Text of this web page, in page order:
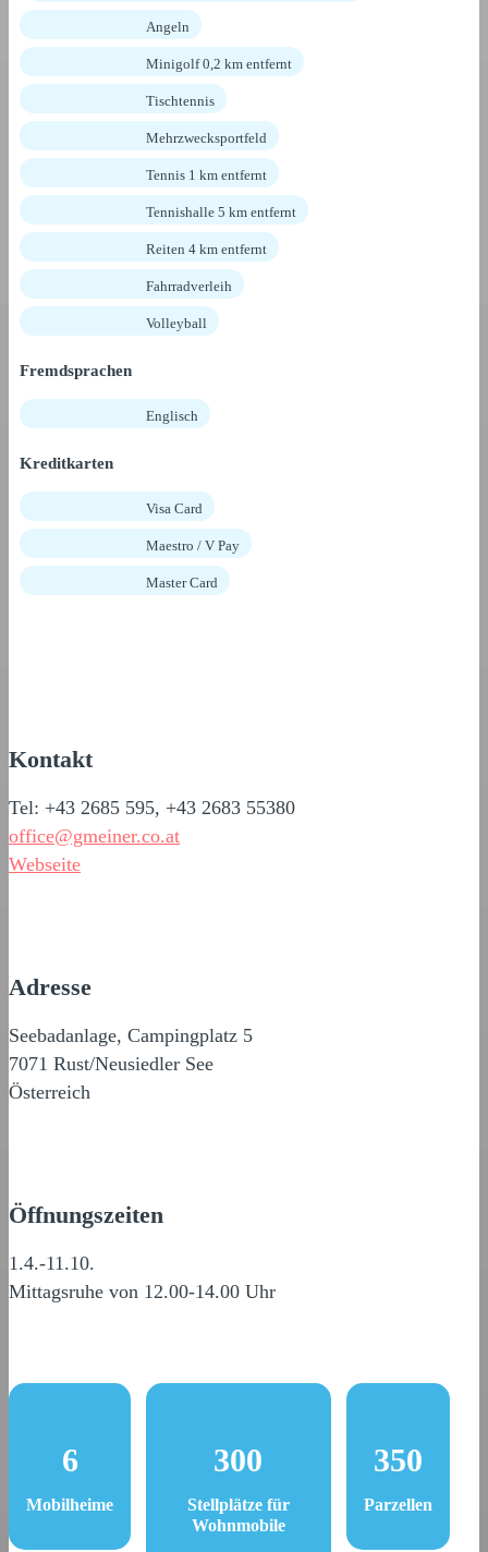
Angeln
Minigolf 0,2 km entfernt
Tischtennis
Mehrzwecksportfeld
Tennis 1 km entfernt
Tennishalle 5 km entfernt
Reiten 4 km entfernt
Fahrradverleih
Volleyball
Fremdsprachen
Englisch
Kreditkarten
Visa Card
Maestro / V Pay
Master Card
Kontakt
Tel: +43 2685 595, +43 2683 55380
office@gmeiner.co.at
Webseite
Adresse
Seebadanlage, Campingplatz 5
7071 Rust/Neusiedler See
Österreich
Öffnungszeiten
1.4.-11.10.
Mittagsruhe von 12.00-14.00 Uhr
6
Mobilheime
300
Stellplätze für
Wohnmobile
350
Parzellen